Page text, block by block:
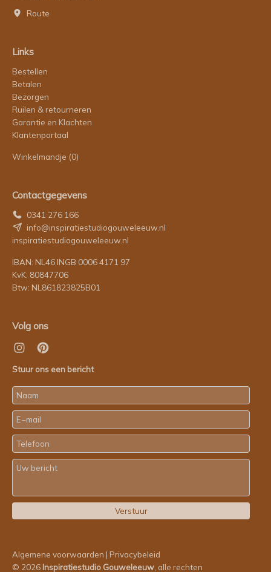
Route
Links
Bestellen
Betalen
Bezorgen
Ruilen & retourneren
Garantie en Klachten
Klantenportaal
Winkelmandje (0)
Contactgegevens
0341 276 166
info@inspiratiestudiogouweleeuw.nl
inspiratiestudiogouweleeuw.nl
IBAN: NL46 INGB 0006 4171 97
KvK: 80847706
Btw: NL861823825B01
Volg ons
Stuur ons een bericht
Algemene voorwaarden | Privacybeleid
© 2026 Inspiratiestudio Gouweleeuw , alle rechten